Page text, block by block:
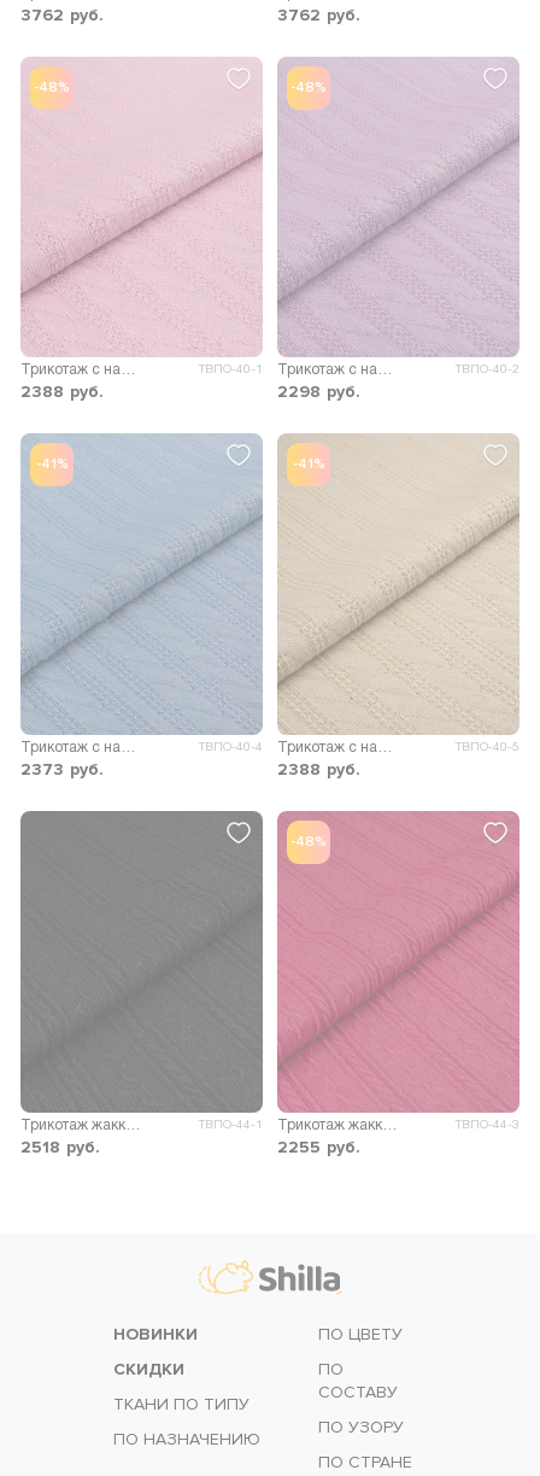
3762 руб. 3762 руб.
-48%
Трикотаж с напылением Сандрия ТВПО-40-1
2388 руб.
-48%
Трикотаж с напылением Сандрия ТВПО-40-2
2298 руб.
-41%
ТВПО-40-4
2373 руб.
-41%
ТВПО-40-5
2388 руб.
ТВПО-44-1
2518 руб.
-48%
ТВПО-44-3
2255 руб.
НОВИНКИ
СКИДКИ
ТКАНИ ПО ТИПУ
ПО НАЗНАЧЕНИЮ
ПО ЦВЕТУ
ПО
СОСТАВУ
ПО УЗОРУ
ПО СТРАНЕ